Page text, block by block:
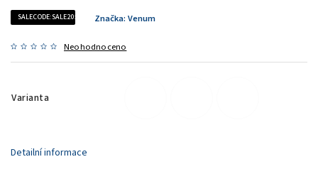
SALECODE:SALE20:20:%
Neohodnoceno
Značka: Venum
Varianta
Detailní informace